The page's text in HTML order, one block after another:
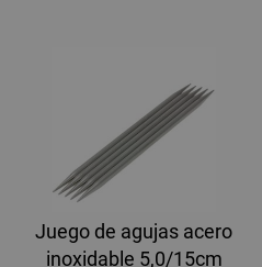
Juego de agujas acero
inoxidable 5,0/15cm